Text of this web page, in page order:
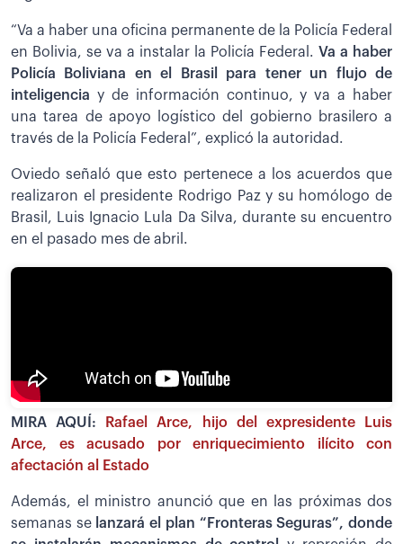
“Va a haber una oficina permanente de la Policía Federal
en Bolivia, se va a instalar la Policía Federal. Va a haber
Policía Boliviana en el Brasil para tener un flujo de
inteligencia y de información continuo, y va a haber
una tarea de apoyo logístico del gobierno brasilero a
través de la Policía Federal”, explicó la autoridad.
Oviedo señaló que esto pertenece a los acuerdos que
realizaron el presidente Rodrigo Paz y su homólogo de
Brasil, Luis Ignacio Lula Da Silva, durante su encuentro
en el pasado mes de abril.
MIRA AQUÍ:
Rafael Arce, hijo del expresidente Luis
Arce, es acusado por enriquecimiento ilícito con
afectación al Estado
Además, el ministro anunció que en las próximas dos
semanas se lanzará el plan “Fronteras Seguras”, donde